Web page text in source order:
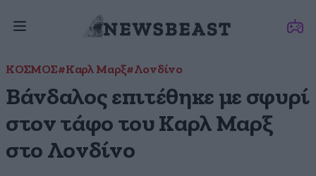
ΚΟΣΜΟΣ#Καρλ Μαρξ#Λονδίνο
Βάνδαλος επιτέθηκε με σφυρί
στον τάφο του Καρλ Μαρξ
στο Λονδίνο